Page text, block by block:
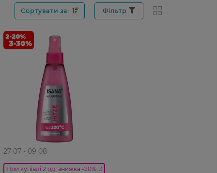
Сортувати за: Фільтр
27 07 - 09 08
При купівлі 2 од. знижка -20%, 3